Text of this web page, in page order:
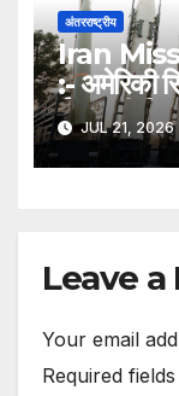
अंतरराष्ट्रीय
Iran
:- अमेरिकी
ईरान की
आधुनिक
JUL 21, 2026
Leave a
Your email
Required